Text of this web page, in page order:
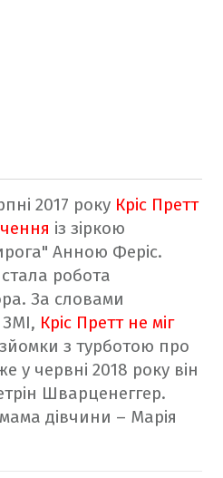
2017 року Кріс Претт
із зіркою
Анною Феріс.
робота
За словами
Кріс Претт не міг
з турботою про
у червні 2018 року він
Шварценеггер.
дівчини – Марія